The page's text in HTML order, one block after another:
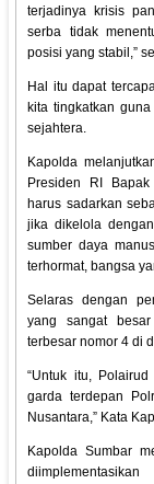
terjadinya krisis
serba tidak
posisi yang stabil,”
Hal itu dapat
kita tingkatkan
sejahtera.
Kapolda
Presiden RI
harus sadarkan
jika dikelola
sumber daya
terhormat, bangsa
Selaras dengan
yang sangat
terbesar nomor 4 di
“Untuk itu,
garda terdepan
Nusantara,” Kata
Kapolda Sumbar